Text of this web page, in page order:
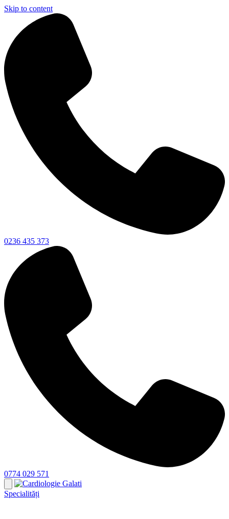
Skip to content
0236 435 373
0774 029 571
Specialități